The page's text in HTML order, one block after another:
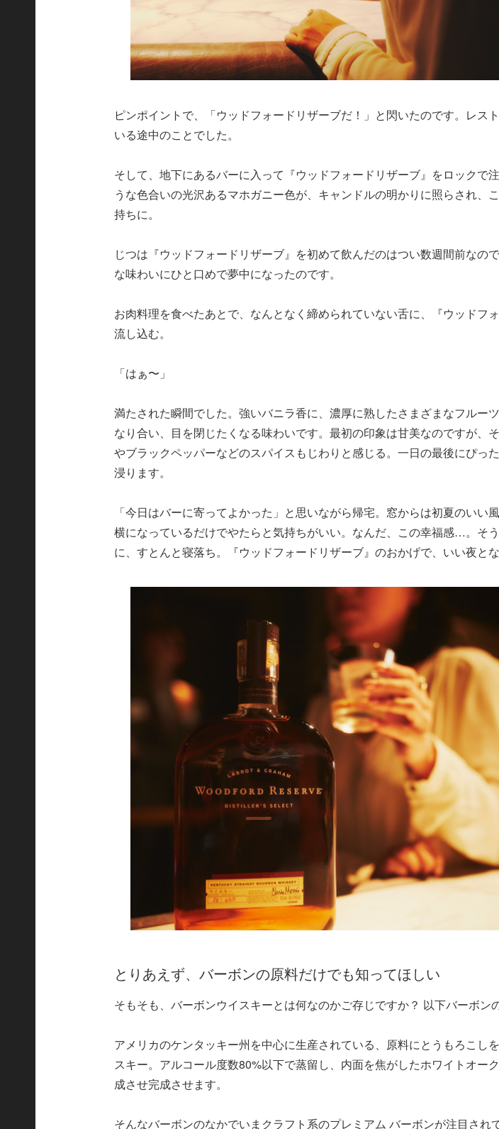
ピンポイントで、「ウッドフォードリザーブだ！」と閃いたのです。レス
いる途中のことでした。
そして、地下にあるバーに入って『ウッドフォードリザーブ』をロックで
うな色合いの光沢あるマホガニー色が、キャンドルの明かりに照らされ、
持ちに。
じつは『ウッドフォードリザーブ』を初めて飲んだのはつい数週間前なの
な味わいにひと口めで夢中になったのです。
お肉料理を食べたあとで、なんとなく締められていない舌に、『ウッドフ
流し込む。
「はぁ〜」
満たされた瞬間でした。強いバニラ香に、濃厚に熟したさまざまなフルー
なり合い、目を閉じたくなる味わいです。最初の印象は甘美なのですが、
やブラックペッパーなどのスパイスもじわりと感じる。一日の最後にぴっ
浸ります。
「今日はバーに寄ってよかった」と思いながら帰宅。窓からは初夏のいい
横になっているだけでやたらと気持ちがいい。なんだ、この幸福感…。そ
に、すとんと寝落ち。『ウッドフォードリザーブ』のおかげで、いい夜とな
とりあえず、バーボンの原料だけでも知ってほしい
そもそも、バーボンウイスキーとは何なのかご存じですか？ 以下バーボン
アメリカのケンタッキー州を中心に生産されている、原料にとうもろこし
スキー。アルコール度数80%以下で蒸留し、内面を焦がしたホワイトオー
成させ完成させます。
そんなバーボンのなかでいまクラフト系のプレミアム バーボンが注目され